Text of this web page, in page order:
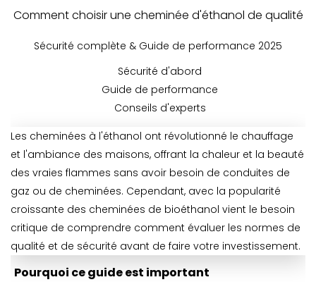
Comment choisir une cheminée d'éthanol de qualité
Sécurité complète & Guide de performance 2025
Sécurité d'abord
Guide de performance
Conseils d'experts
Les cheminées à l'éthanol ont révolutionné le chauffage
et l'ambiance des maisons, offrant la chaleur et la beauté
des vraies flammes sans avoir besoin de conduites de
gaz ou de cheminées. Cependant, avec la popularité
croissante des cheminées de bioéthanol vient le besoin
critique de comprendre comment évaluer les normes de
qualité et de sécurité avant de faire votre investissement.
Pourquoi ce guide est important